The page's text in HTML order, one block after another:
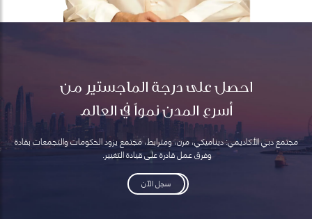
احصل على درجة الماجستير من
أسرع المدن نمواً في العالم
مجتمع دبي الأكاديمي: ديناميكي، مرن، ومترابط، مجتمع يزود الحكومات والتجمعات بقادة
وفرق عمل قادرة على قيادة التغيير.
سجل الآن